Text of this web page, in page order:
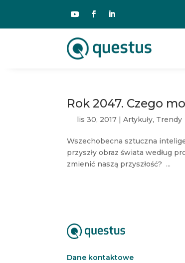
Rok 2047. Czego
lis 30, 2017 |Artykuły, Trendy
Wszechobecna sztuczna
przyszły obraz świata według
zmienić naszą przyszłość? ...
Dane kontaktowe